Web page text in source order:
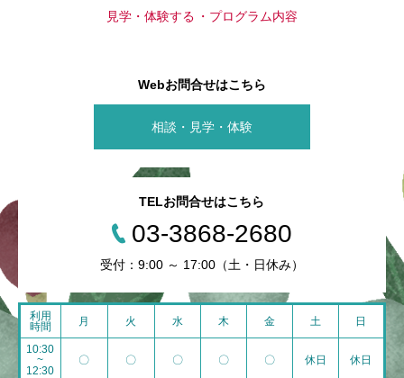
見学・体験する
プログラム内容
Webお問合せはこちら
相談・見学・体験
TELお問合せはこちら
03-3868-2680
受付：9:00 ～ 17:00（土・日休み）
利用
時間
月 火 水 木 金 土 日
10:30
~
12:30
〇 〇 〇 〇 〇 休日 休日